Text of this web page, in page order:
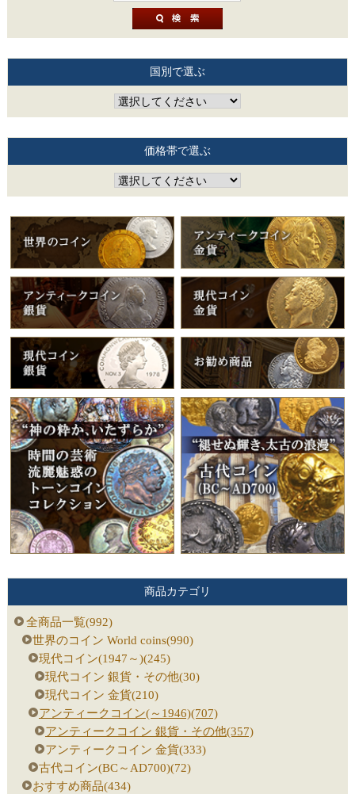
国別で選ぶ
価格帯で選ぶ
商品カテゴリ
全商品一覧(992)
世界のコイン World coins(990)
現代コイン(1947～)(245)
現代コイン 銀貨・その他(30)
現代コイン 金貨(210)
アンティークコイン(～1946)(707)
アンティークコイン 銀貨・その他(357)
アンティークコイン 金貨(333)
古代コイン(BC～AD700)(72)
おすすめ商品(434)